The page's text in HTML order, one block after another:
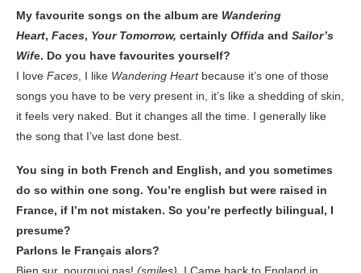
My favourite songs on the album are Wandering
Heart, Faces, Your Tomorrow, certainly Offida and Sailor’s
Wife. Do you have favourites yourself?
I love Faces , I like Wandering Heartbecause it’s one of those
songs you have to be very present in, it’s like a shedding of skin,
it feels very naked. But it changes all the time. I generally like
the song that I’ve last done best.
You sing in both French and English, and you sometimes
do so within one song. You’re english but were raised in
France, if I’m not mistaken. So you’re perfectly bilingual, I
presume?
Parlons le Français alors?